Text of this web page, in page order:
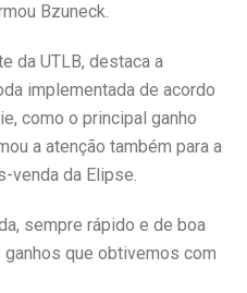
Bzuneck.
da UTLB, destaca a
implementada de acordo
como o principal ganho
a atenção também para a
venda da Elipse.
sempre rápido e de boa
que obtivemos com